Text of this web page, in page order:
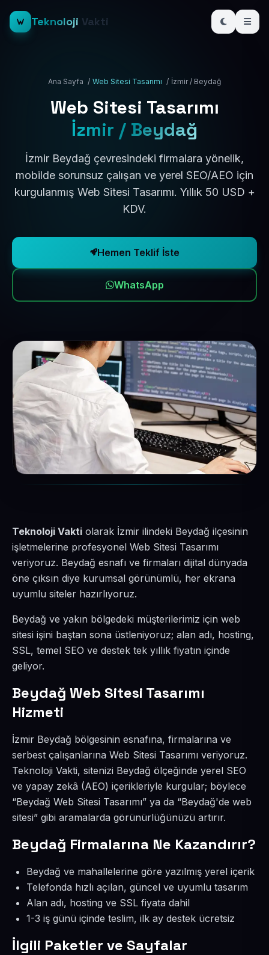
Teknoloji Vakti
Ana Sayfa / Web Sitesi Tasarımı / İzmir / Beydağ
Web Sitesi Tasarımı
İzmir / Beydağ
İzmir Beydağ çevresindeki firmalara yönelik,
mobilde sorunsuz çalışan ve yerel SEO/AEO için
kurgulanmış Web Sitesi Tasarımı. Yıllık 50 USD +
KDV.
Hemen Teklif İste
WhatsApp
Teknoloji Vakti olarak İzmir ilindeki Beydağ ilçesinin
işletmelerine profesyonel Web Sitesi Tasarımı
veriyoruz. Beydağ esnafı ve firmaları dijital dünyada
öne çıksın diye kurumsal görünümlü, her ekrana
uyumlu siteler hazırlıyoruz.
Beydağ ve yakın bölgedeki müşterilerimiz için web
sitesi işini baştan sona üstleniyoruz; alan adı, hosting,
SSL, temel SEO ve destek tek yıllık fiyatın içinde
geliyor.
Beydağ Web Sitesi Tasarımı
Hizmeti
İzmir Beydağ bölgesinin esnafına, firmalarına ve
serbest çalışanlarına Web Sitesi Tasarımı veriyoruz.
Teknoloji Vakti, sitenizi Beydağ ölçeğinde yerel SEO
ve yapay zekâ (AEO) içerikleriyle kurgular; böylece
“Beydağ Web Sitesi Tasarımı” ya da “Beydağ'de web
sitesi” gibi aramalarda görünürlüğünüzü artırır.
Beydağ Firmalarına Ne Kazandırır?
Beydağ ve mahallelerine göre yazılmış yerel içerik
Telefonda hızlı açılan, güncel ve uyumlu tasarım
Alan adı, hosting ve SSL fiyata dahil
1-3 iş günü içinde teslim, ilk ay destek ücretsiz
İlgili Paketler ve Sayfalar